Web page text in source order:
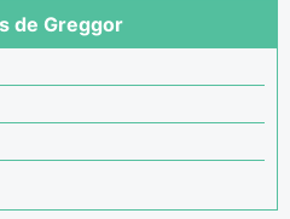
de Greggor